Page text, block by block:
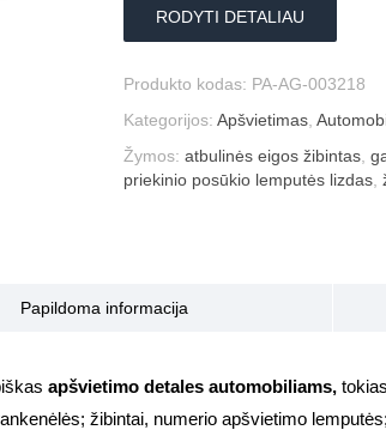
RODYTI DETALIAU
Produkto kodas: PA-AG-003218
Kategorijos: Apšvietimas
Žymos: atbulinės eigos žibintas
priekinio posūkio lemputės lizdas
Papildoma informacija
apšvietimo detales automobiliams,
žibintai, numerio apšvietimo